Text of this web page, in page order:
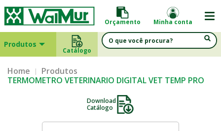
Orçamento Minha conta
Produtos
Catálogo
Home
Produtos
TERMOMETRO VETERINARIO DIGITAL VET TEMP PRO
Download
Catálogo